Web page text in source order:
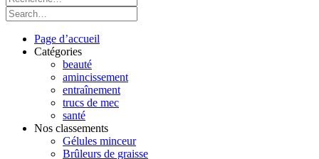
Page d’accueil
Catégories
beauté
amincissement
entraînement
trucs de mec
santé
Nos classements
Gélules minceur
Brûleurs de graisse